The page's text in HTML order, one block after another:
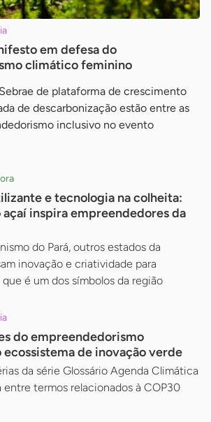
em defesa do
climático feminino
de plataforma de crescimento
de descarbonização estão entre as
inclusivo no evento
e tecnologia na colheita:
inspira empreendedores da
do Pará, outros estados da
inovação e criatividade para
é um dos símbolos da região
do empreendedorismo
ecossistema de inovação verde
da série Glossário Agenda Climática
termos relacionados à COP30